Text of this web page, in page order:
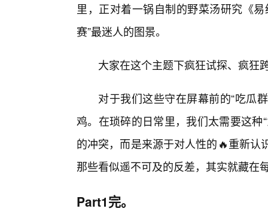
里，正对着一锅自制的野菜汤研究《
赛”最迷人的图景。
大家在这个主题下疯狂试探、疯狂
对于我们这些守在屏幕前的“吃瓜
鸡。在琐碎的日常里，我们太需要这
的冲突，而是来源于对人性的🔥重新
那些看似遥不可及的反差，其实就藏在
Part1完。